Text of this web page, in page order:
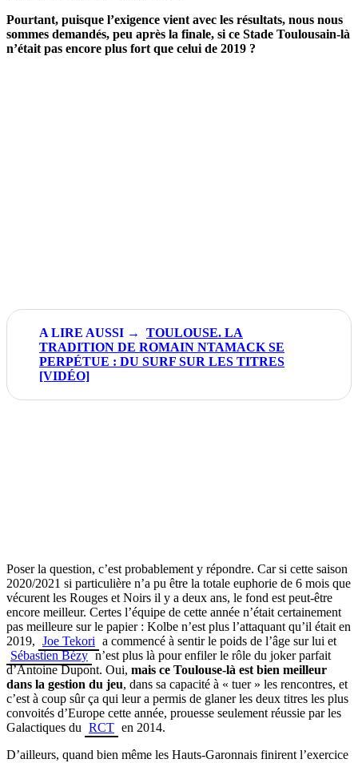
Pourtant, puisque l’exigence vient avec les résultats, nous nous
sommes demandés, peu après la finale, si ce Stade Toulousain-là
n’était pas encore plus fort que celui de 2019 ?
TOULOUSE. LA
TRADITION DE ROMAIN NTAMACK SE
PERPÉTUE : DU SURF SUR LES TITRES
[VIDÉO]
Poser la question, c’est probablement y répondre. Car si cette saison
2020/2021 si particulière n’a pu être la totale euphorie de 6 mois que
vécurent les Rouges et Noirs il y a deux ans, le fond est peut-être
encore meilleur. Certes l’équipe de cette année n’était certainement
pas meilleure sur le papier : Kolbe n’est plus l’attaquant qu’il était en
2019, Joe Tekori a commencé à sentir le poids de l’âge sur lui et
Sébastien Bézy n’est plus là pour enfiler le rôle du joker parfait
d’Antoine Dupont. Oui, mais ce Toulouse-là est bien meilleur
dans la gestion du jeu, dans sa capacité à « tuer » les rencontres, et
c’est à coup sûr ça qui leur a permis de glaner les deux titres les plus
convoités d’Europe cette année, prouesse seulement réussie par les
Galactiques du RCT en 2014.
D’ailleurs, quand bien même les Hauts-Garonnais finirent l’exercice